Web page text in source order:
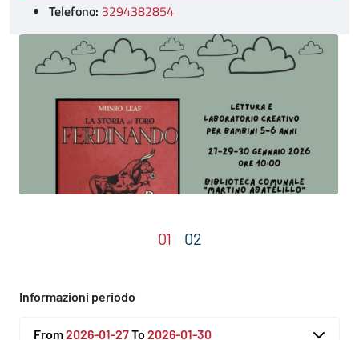
Telefono: 3294382854
Informazioni periodo
From2026-01-27To 2026-01-30